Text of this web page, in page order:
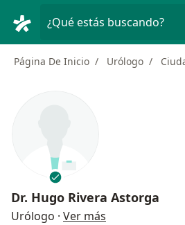
¿Qué estás buscando?
Página De Inicio Urólogo
Dr. Hugo Rivera Astorga
Urólogo · Ver más